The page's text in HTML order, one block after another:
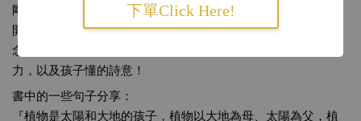
下單Click Here!
剛學會以『我』稱呼自己的覺醒，針葉樹是4～5歲的小孩，而
開花植物則是開始上學的孩子，讓孩子們慢慢接觸到演化的概
念也讓他們感受到自身的演化與發展，滿足小孩在情感、想像
力，以及孩子懂的詩意！
書中的一些句子分享：
『植物是太陽和大地的孩子，植物以大地為母、太陽為父，植